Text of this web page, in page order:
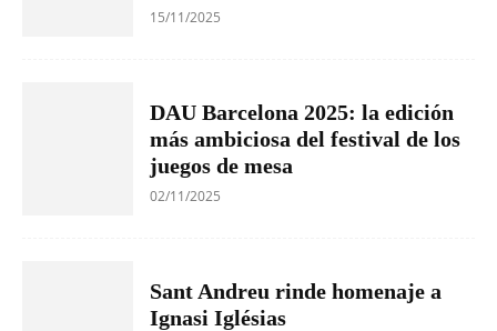
15/11/2025
DAU Barcelona 2025: la edición
más ambiciosa del festival de los
juegos de mesa
02/11/2025
Sant Andreu rinde homenaje a
Ignasi Iglésias